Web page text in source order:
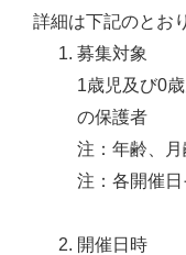
詳細は下記のとお
募集対象
1歳児及び0
の保護者
注：年齢、月
注：各開催
開催日時